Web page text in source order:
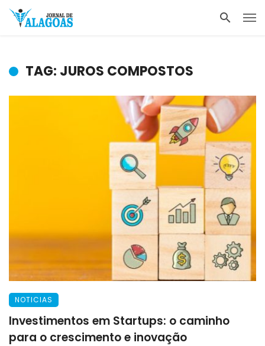
TAG: JUROS COMPOSTOS
NOTICIAS
Investimentos em Startups: o caminho
para o crescimento e inovação